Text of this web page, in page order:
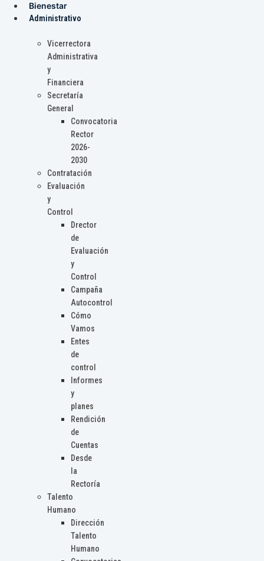
Bienestar
Administrativo
Vicerrectora
Administrativa
y
Financiera
Secretaría
General
Convocatoria
Rector
2026-
2030
Contratación
Evaluación
y
Control
Drector
de
Evaluación
y
Control
Campaña
Autocontrol
Cómo
Vamos
Entes
de
control
Informes
y
planes
Rendición
de
Cuentas
Desde
la
Rectoría
Talento
Humano
Dirección
Talento
Humano